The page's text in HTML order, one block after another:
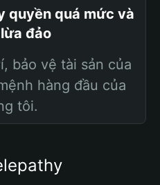
quyền quá mức và
đảo
bảo vệ tài sản của
hàng đầu của
tôi.